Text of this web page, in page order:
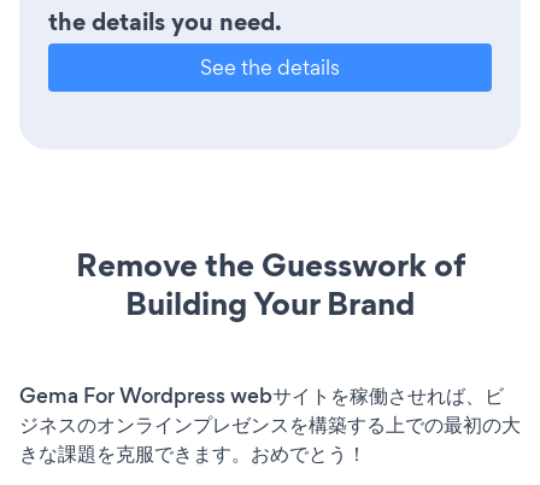
the details you need.
See the details
Remove the Guesswork of
Building Your Brand
Gema For Wordpress webサイトを稼働させれば、ビ
ジネスのオンラインプレゼンスを構築する上での最初の大
きな課題を克服できます。おめでとう！